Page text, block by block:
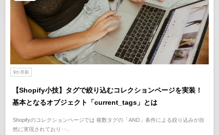
9か月前
【Shopify小技】タグで絞り込むコレクションページを実装！
基本となるオブジェクト「current_tags」とは
Shopifyのコレクションページでは 複数タグの「AND」条件による絞り込みが自
然に実現されており‥..